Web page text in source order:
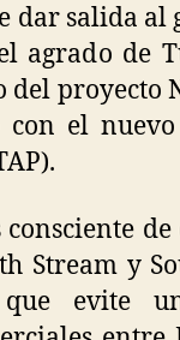
dar salida
agrado de
del proyecto
el
consciente
Stream y
evite